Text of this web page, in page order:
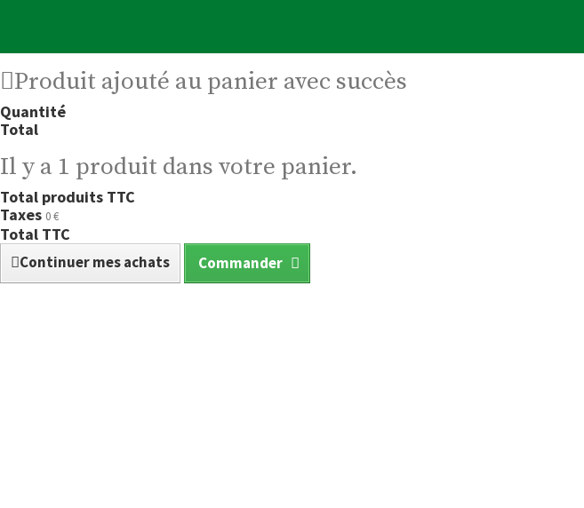
Produit ajouté au panier avec succès
Quantité
Total
Il y a 1 produit dans votre panier.
Total produits TTC
Taxes 0 €
Total TTC
Continuer mes achats Commander